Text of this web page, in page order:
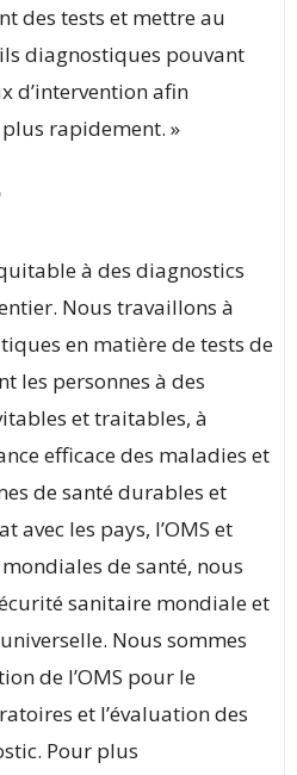
des tests et mettre au
diagnostiques pouvant
d’intervention afin
rapidement. »
à des diagnostics
Nous travaillons à
en matière de tests de
les personnes à des
et traitables, à
efficace des maladies et
de santé durables et
avec les pays, l’OMS et
de santé, nous
sanitaire mondiale et
Nous sommes
de l’OMS pour le
et l’évaluation des
Pour plus